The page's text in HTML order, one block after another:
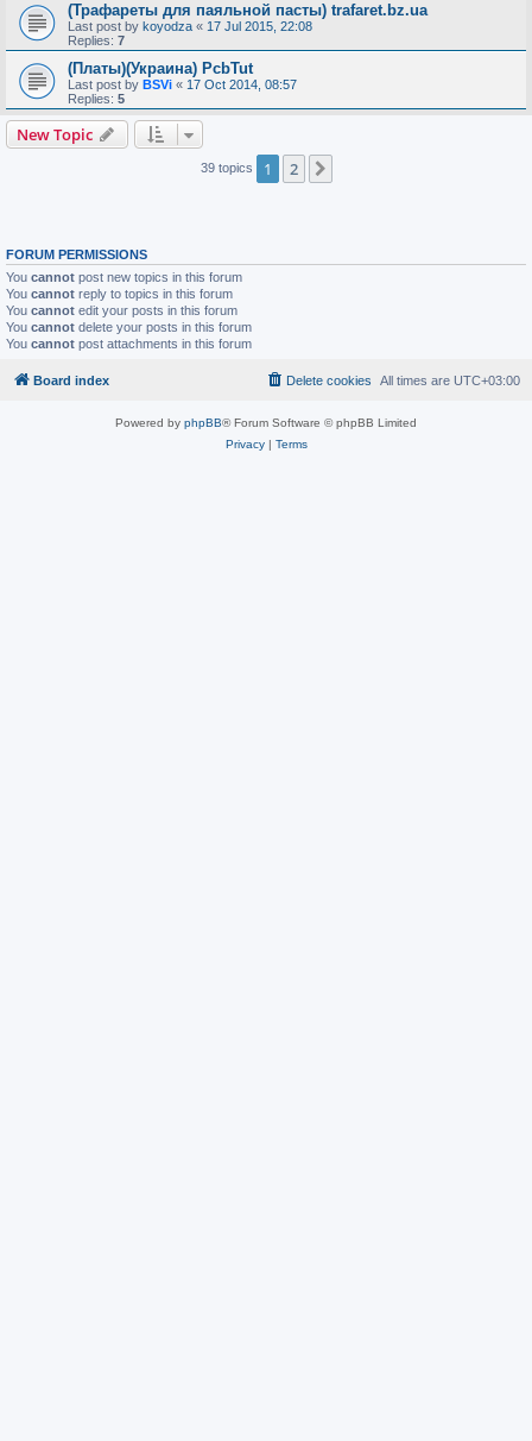
(Трафареты для паяльной пасты) trafaret.bz.ua
Last post by koyodza « 17 Jul 2015, 22:08
Replies: 7
(Платы)(Украина) PcbTut
Last post by BSVi « 17 Oct 2014, 08:57
Replies: 5
New Topic
39 topics 1 2
FORUM PERMISSIONS
You cannot post new topics in this forum
You cannot reply to topics in this forum
You cannot edit your posts in this forum
You cannot delete your posts in this forum
You cannot post attachments in this forum
Board index All times are UTC+03:00
Delete cookies
Powered by phpBB® Forum Software © phpBB Limited
Privacy| Terms